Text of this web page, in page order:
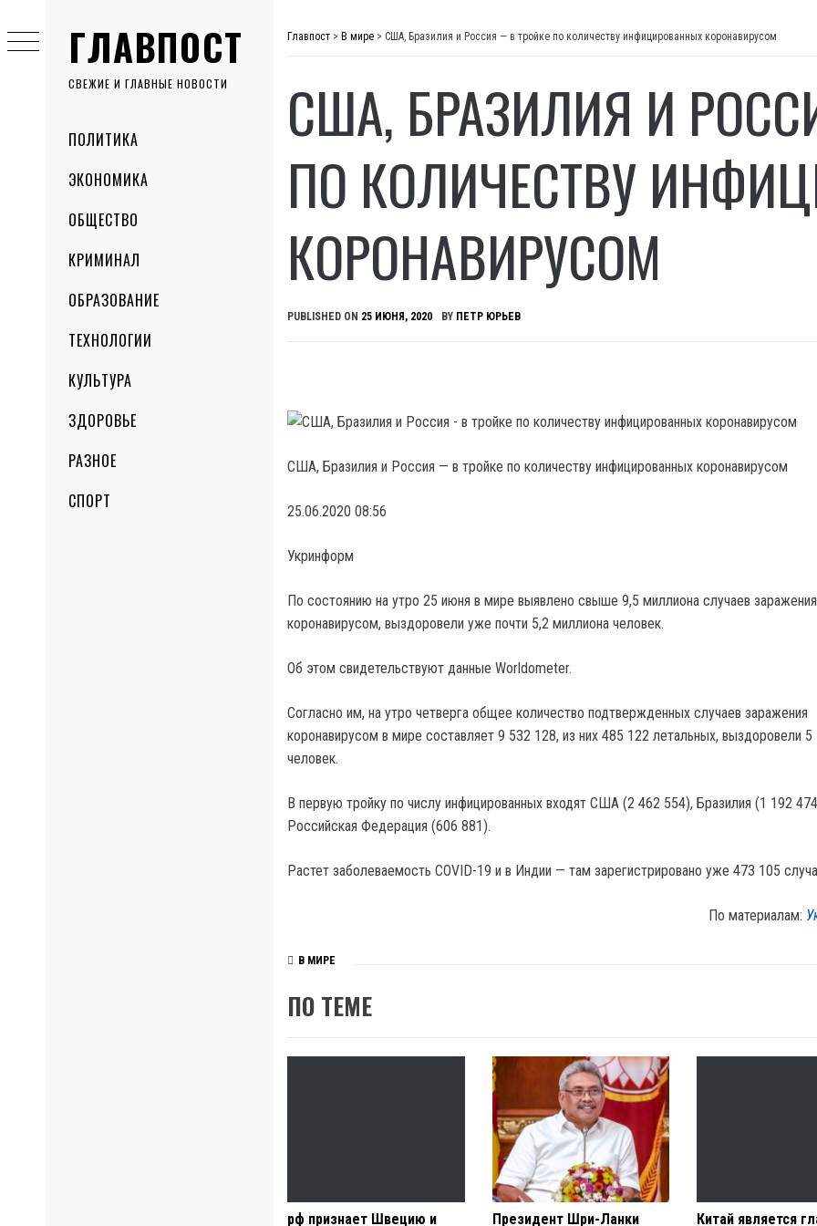
ГЛАВПОСТ
СВЕЖИЕ И ГЛАВНЫЕ НОВОСТИ
MenuПОЛИТИКА
ЭКОНОМИКА
ОБЩЕСТВО
КРИМИНАЛ
ОБРАЗОВАНИЕ
ТЕХНОЛОГИИ
КУЛЬТУРА
ЗДОРОВЬЕ
РАЗНОЕ
СПОРТ
to
content
Главпост > В мире > США, Бразилия и Россия — в тройке по количеству инфицированных коронавирусом
США, БРАЗИЛИЯ И
ПО КОЛИЧЕСТВУ
КОРОНАВИРУСОМ
PUBLISHED ON 25 ИЮНЯ, 2020 BY ПЕТР ЮРЬЕВ
США, Бразилия и Россия — в тройке по количеству инфицированных коронавирусом
25.06.2020 08:56
Укринформ
По состоянию на утро 25 июня в мире выявлено свыше 9,5 миллиона случаев заражения
коронавирусом, выздоровели уже почти 5,2 миллиона человек.
Об этом свидетельствуют данные Worldometer.
Согласно им, на утро четверга общее количество подтвержденных случаев заражения
коронавирусом в мире составляет 9 532 128, из них 485 122 летальных, выздоровели
человек.
В первую тройку по числу инфицированных входят США (2 462 554), Бразилия (1 192
Российская Федерация (606 881).
Растет заболеваемость COVID-19 и в Индии — там зарегистрировано уже 473 105
По материалам:
В МИРЕ
ПО ТЕМЕ
рф признает Швецию и
Президент Шри-Ланки
Китай является